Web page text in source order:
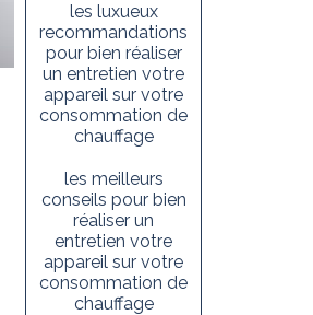
les luxueux
recommandations
pour bien réaliser
un entretien votre
appareil sur votre
consommation de
chauffage
les meilleurs
conseils pour bien
réaliser un
entretien votre
appareil sur votre
consommation de
chauffage